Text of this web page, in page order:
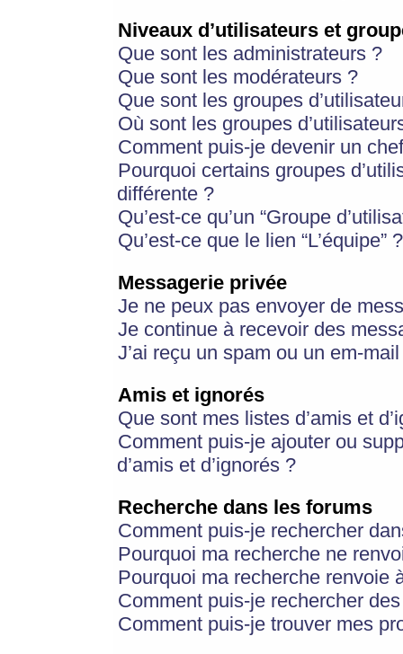
Niveaux d’utilisateurs et
Que sont les administrateurs ?
Que sont les modérateurs ?
Que sont les groupes
Où sont les groupes
Comment puis-je devenir un
Pourquoi certains groupes
différente ?
Qu’est-ce qu’un “Groupe
Qu’est-ce que le lien “L’équipe” ?
Messagerie privée
Je ne peux pas envoyer de
Je continue à recevoir des
J’ai reçu un spam ou un em-
Amis et ignorés
Que sont mes listes d’amis et
Comment puis-je ajouter ou
d’amis et d’ignorés ?
Recherche dans les forums
Comment puis-je rechercher
Pourquoi ma recherche ne
Pourquoi ma recherche renvoie
Comment puis-je rechercher
Comment puis-je trouver mes